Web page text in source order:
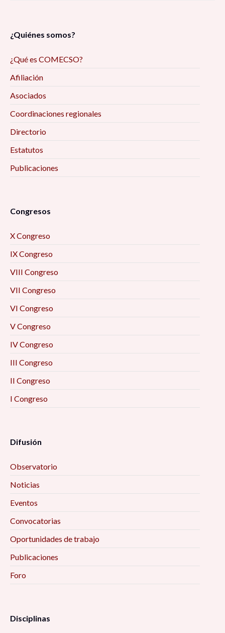
¿Quiénes somos?
¿Qué es COMECSO?
Afiliación
Asociados
Coordinaciones regionales
Directorio
Estatutos
Publicaciones
Congresos
X Congreso
IX Congreso
VIII Congreso
VII Congreso
VI Congreso
V Congreso
IV Congreso
III Congreso
II Congreso
I Congreso
Difusión
Observatorio
Noticias
Eventos
Convocatorias
Oportunidades de trabajo
Publicaciones
Foro
Disciplinas